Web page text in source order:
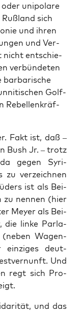
uni­po­la­re
sich
und ihren
und Ver­
nicht ent­schie­
ver­bün­de­ten
bar­ba­ri­sche
Golf­
Rebel­len­kräf­
Fakt ist, daß –
Bush Jr. – trotz
gegen Syri­
zu ver­zeich­nen
ist als Bei­
nen­nen (hier
Mey­er als Bei­
die lin­ke Par­la­
(neben Wagen­
ein­zi­ges deut­
Und
regt sich Pro­
und das